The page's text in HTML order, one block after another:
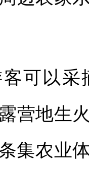
以采
营地生
农业